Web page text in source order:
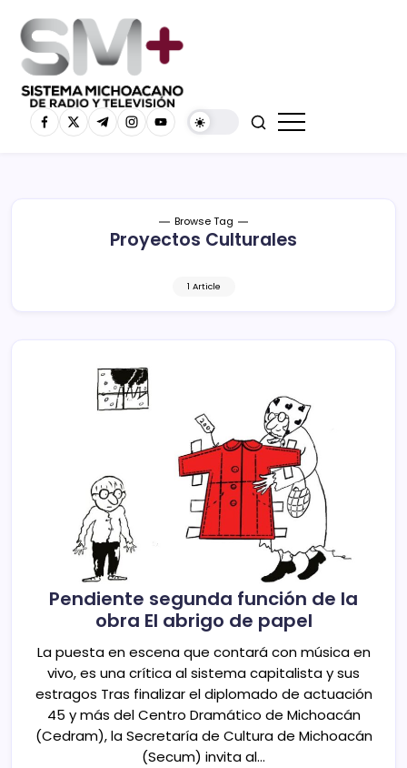
Browse Tag
Proyectos Culturales
1 Article
Pendiente segunda función de la
obra El abrigo de papel
La puesta en escena que contará con música en
vivo, es una crítica al sistema capitalista y sus
estragos Tras finalizar el diplomado de actuación
45 y más del Centro Dramático de Michoacán
(Cedram), la Secretaría de Cultura de Michoacán
(Secum) invita al…